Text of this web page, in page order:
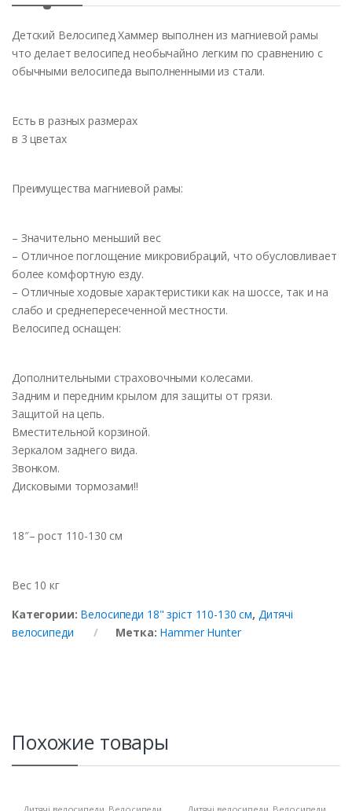
Детский Велосипед Хаммер выполнен из магниевой рамы
что делает велосипед необычайно легким по сравнению с
обычными велосипеда выполненными из стали.
Есть в разных размерах
в 3 цветах
Преимущества магниевой рамы:
– Значительно меньший вес
– Отличное поглощение микровибраций, что обусловливает
более комфортную езду.
– Отличные ходовые характеристики как на шоссе, так и на
слабо и среднепересеченной местности.
Велосипед оснащен:
Дополнительными страховочными колесами.
Задним и передним крылом для защиты от грязи.
Защитой на цепь.
Вместительной корзиной.
Зеркалом заднего вида.
Звонком.
Дисковыми тормозами!!
18″– рост 110-130 см
Вес 10 кг
Категории: Велосипеди 18" зріст 110-130 см, Дитячі
велосипеди
Метка: Hammer Hunter
Похожие товары